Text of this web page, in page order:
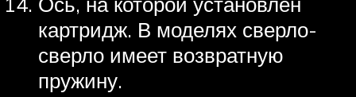
картридж. В моделях сверло-
сверло имеет возвратную
пружину.